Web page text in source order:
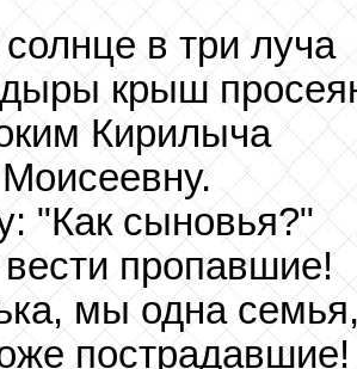
в три луча
крыш
Кирилыча
"Как сыновья?"
пропавшие!
мы одна
пострадавшие!